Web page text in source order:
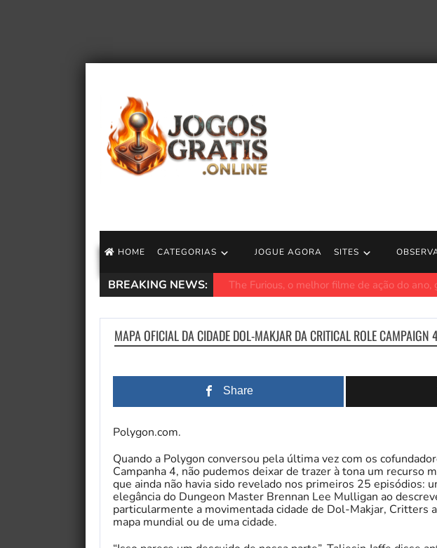
HOME CATEGORIAS JOGUE AGORA SITES
BREAKING NEWS: Longplay do SNES [242] Tales of
MAPA OFICIAL DA CIDADE DOL-MAKJAR DA CRITICAL ROLE CAMPAIGN
Share
Polygon.com.
Quando a Polygon conversou pela última vez com os
Campanha 4, não pudemos deixar de trazer à tona um recurso
que ainda não havia sido revelado nos primeiros 25 episódios:
elegância do Dungeon Master Brennan Lee Mulligan ao
particularmente a movimentada cidade de Dol-Makjar, Critters
mapa mundial ou de uma cidade.